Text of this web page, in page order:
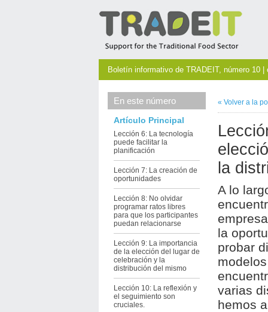
Boletín informativo de TRADEIT, número 10 |
En este número
Artículo Principal
Lección 6: La tecnología
puede facilitar la
planificación
Lección 7: La creación de
oportunidades
Lección 8: No olvidar
programar ratos libres
para que los participantes
puedan relacionarse
Lección 9: La importancia
de la elección del lugar de
celebración y la
distribución del mismo
Lección 10: La reflexión y
el seguimiento son
cruciales.
« Volver a la
la
A lo
la
probar
varias
hemos